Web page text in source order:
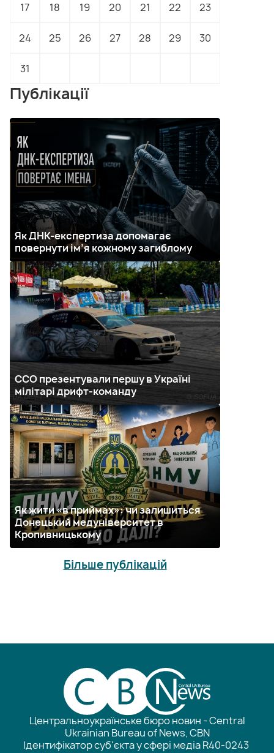
17 18 19 20 21 22 23
24 25 26 27 28 29 30
31
Публікації
Як ДНК-експертиза допомагає
повернути ім’я кожному загиблому
ССО презентували першу в Україні
мілітарі дрифт-команду
Як жити «в приймах»: чи залишиться
Донецький медуніверситет в
Кропивницькому
Більше публікацій
Центральноукраїнське бюро новин - Central
Ukrainian Bureau of News, CBN
Ідентифікатор суб'єкта у сфері медіа R40-0243